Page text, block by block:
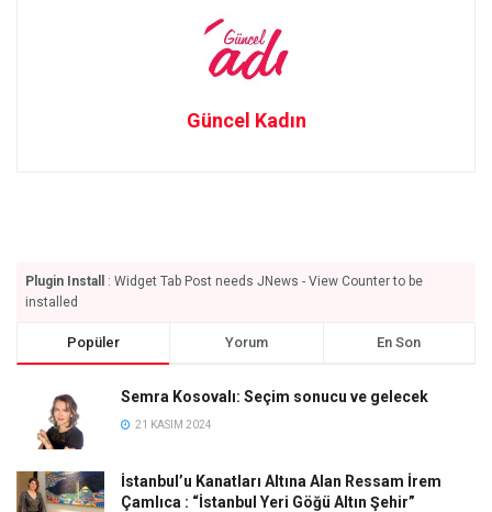
Güncel Kadın
Plugin Install
: Widget Tab Post needs JNews - View Counter to be
installed
Popüler Yorum En Son
Semra Kosovalı: Seçim sonucu ve gelecek
21 KASIM 2024
İstanbul’u Kanatları Altına Alan Ressam İrem
Çamlıca : “İstanbul Yeri Göğü Altın Şehir”